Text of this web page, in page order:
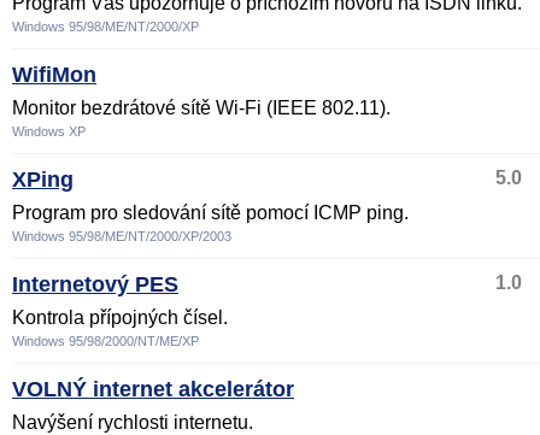
Windows 95/98/ME/NT/2000/XP
WifiMon
Monitor bezdrátové sítě Wi-Fi (IEEE 802.11).
Windows XP
XPing
5.0
Program pro sledování sítě pomocí ICMP ping.
Windows 95/98/ME/NT/2000/XP/2003
Internetový PES
1.0
Kontrola přípojných čísel.
Windows 95/98/2000/NT/ME/XP
VOLNÝ internet akcelerátor
Navýšení rychlosti internetu.